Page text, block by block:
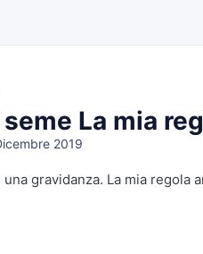
La mia
2019
gravidanza. La mia regola